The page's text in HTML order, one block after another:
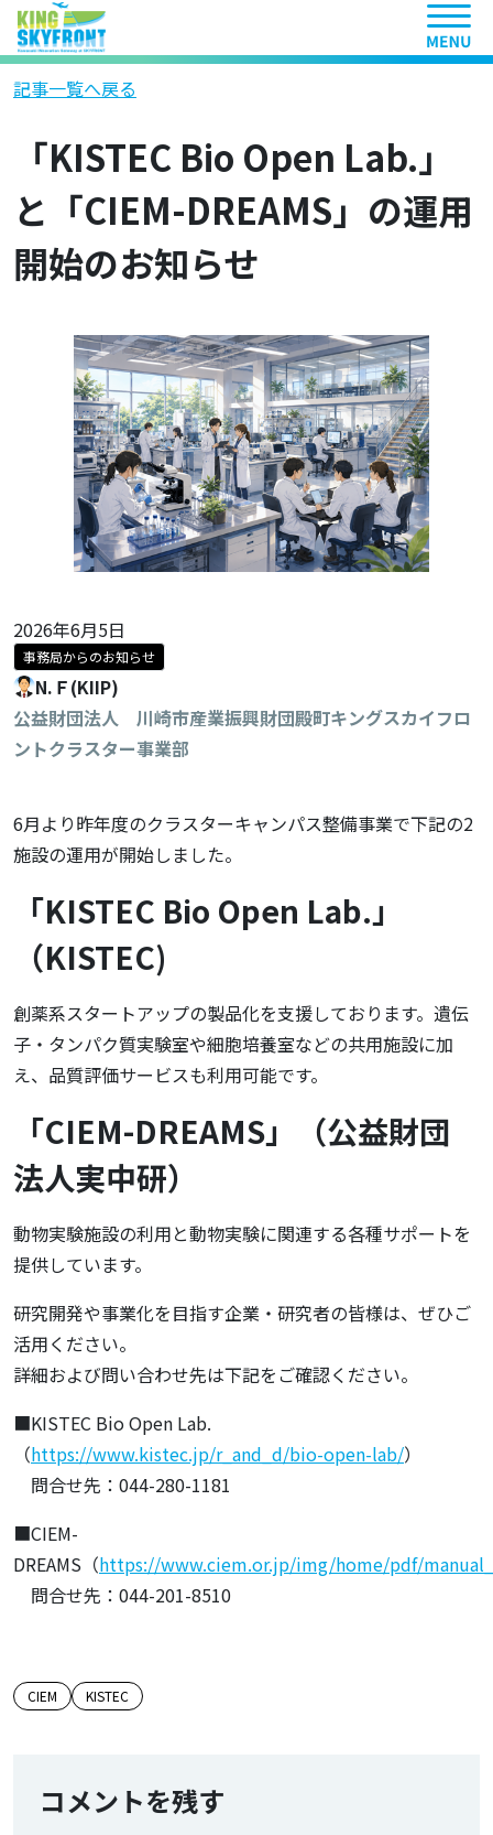
ヘッ
記事一覧へ戻る
「KISTEC Bio Open Lab.」
と「CIEM-DREAMS」の運用
開始のお知らせ
2026年6月5日
事務局からのお知らせ
N.Ｆ(KIIP)
公益財団法人 川崎市産業振興財団殿町キングスカイフロ
ントクラスター事業部
6月より昨年度のクラスターキャンパス整備事業で下記の2
施設の運用が開始しました。
「KISTEC Bio Open Lab.」
（KISTEC)
創薬系スタートアップの製品化を支援しております。遺伝
子・タンパク質実験室や細胞培養室などの共用施設に加
え、品質評価サービスも利用可能です。
「CIEM-DREAMS」（公益財団
法人実中研）
動物実験施設の利用と動物実験に関連する各種サポートを
提供しています。
研究開発や事業化を目指す企業・研究者の皆様は、ぜひご
活用ください。
詳細および問い合わせ先は下記をご確認ください。
■KISTEC Bio Open Lab.
（https://www.kistec.jp/r_and_d/bio-open-lab/）
問合せ先：044-280-1181
■CIEM-
DREAMS（https://www.ciem.or.jp/img/home/pdf/
問合せ先：044-201-8510
この記事のタグ
CIEM KISTEC
コメントを残す